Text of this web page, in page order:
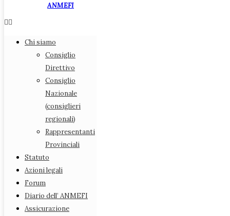
ANMEFI
Chi siamo
Consiglio
Direttivo
Consiglio
Nazionale
(consiglieri
regionali)
Rappresentanti
Provinciali
Statuto
Azioni legali
Forum
Diario dell’ ANMEFI
Assicurazione
Medici di Medicina Fiscale
Chi siamo
Consiglio Direttivo
Consiglio Nazionale (consiglieri regionali)
Rappresentanti Provinciali
Statuto
Azioni legali
Forum
Diario dell’ ANMEFI
Assicurazione
Leggi e scarica i modelli